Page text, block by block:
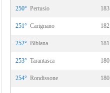
250° Pertusio 183
251° Carignano 182
252° Bibiana 181
253° Tarantasca 180
254° Rondissone 180